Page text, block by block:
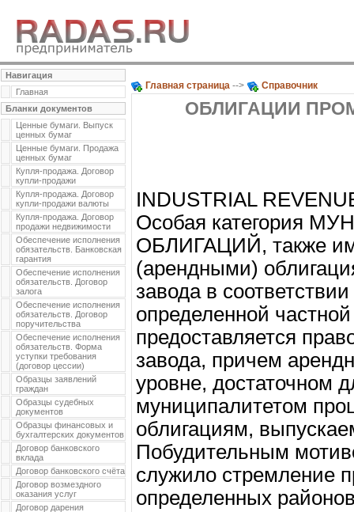
Навигация
Главная
Бланки документов
Ценные бумаги. Выпуск
ценных бумаг
Ценные бумаги. Продажа
ценных бумаг
Купля-продажа. Договор
купли-продажи
Купля-продажа. Договор
купли-продажи валюты
Купля-продажа. Договор
продажи недвижимости
Обеспечение исполнения
обязательств. Банковская
гарантия
Обеспечение исполнения
обязательств. Договор
залога
Обеспечение исполнения
обязательств. Договор
поручительства
Обеспечение исполнения
обязательств. Форма
уступки требования
(договор цессии)
Образцы заявлений
граждан
Образцы судебных
документов
Образцы финансовых и
бухгалтерских документов
Договор банковского
вклада
Договор банковского счёта
Договор возмездного
оказания услуг
Договор дарения
Главная страница --> Справочник
ОБЛИГАЦИИ
INDUSTRIAL
Особая категория
ОБЛИГАЦИЙ, также
(арендными)
завода в
определенной
предоставляется
завода, причем
уровне, достаточном
муниципалитетом
облигациям,
Побудительным
служило стремление
определенных